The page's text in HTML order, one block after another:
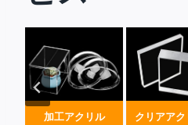
加工アクリル クリアア